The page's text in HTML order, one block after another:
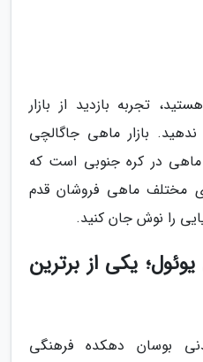
تجربه بازدید از بازار
بازار ماهی جاگالچی
ماهی در کره جنوبی است که
مختلف ماهی فروشان قدم
را نوش جان کنید.
یکی از برترین
بوسان دهکده فرهنگی